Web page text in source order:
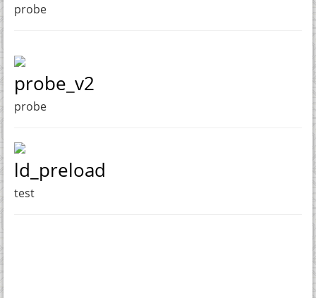
probe
probe_v2
probe
ld_preload
test